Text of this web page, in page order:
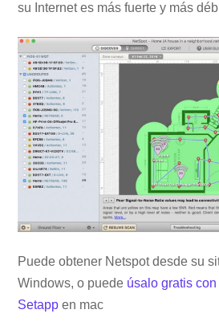
su Internet es más fuerte y más
Puede obtener Netspot desde su
Windows, o puede úsalo gratis
Setapp en mac